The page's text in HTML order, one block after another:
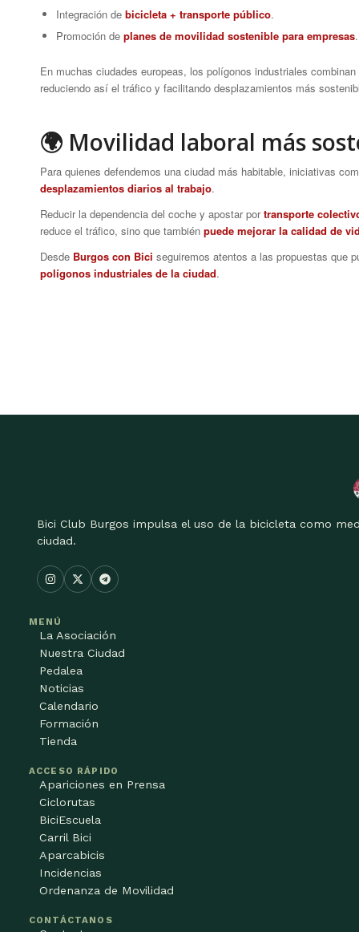
Integración de bicicleta + transporte público.
Promoción de planes de movilidad sostenible para empresas.
En muchas ciudades europeas, los polígonos industriales combinan
reduciendo así el tráfico y facilitando desplazamientos más
🌍 Movilidad laboral más
Para quienes defendemos una ciudad más habitable, iniciativas
desplazamientos diarios al trabajo.
Reducir la dependencia del coche y apostar portransporte
reduce el tráfico, sino que también puede mejorar la calidad de
Desde Burgos con Bici seguiremos atentos a las propuestas que
polígonos industriales de la ciudad.
Bici Club Burgos impulsa el uso de la bicicleta como
ciudad.
MENÚ
La Asociación
Nuestra Ciudad
Pedalea
Noticias
Calendario
Formación
Tienda
ACCESO RÁPIDO
Apariciones en Prensa
Ciclorutas
BiciEscuela
Carril Bici
Aparcabicis
Incidencias
Ordenanza de Movilidad
CONTÁCTANOS